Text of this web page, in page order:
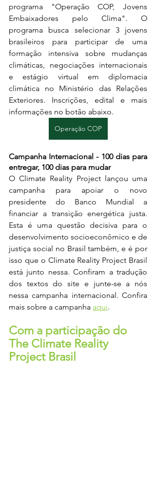
programa "Operação COP, Jovens
Embaixadores pelo Clima". O
programa busca selecionar 3 jovens
brasileiros para participar de uma
formação intensiva sobre mudanças
climáticas, negociações internacionais
e estágio virtual em diplomacia
climática no Ministério das Relações
Exteriores. Inscrições, edital e mais
informações no botão abaixo.
Operação COP
Campanha Internacional - 100 dias para
entregar, 100 dias para mudar
O Climate Reality Project lançou uma
campanha para apoiar o novo
presidente do Banco Mundial a
financiar a transição energética justa.
Esta é uma questão decisiva para o
desenvolvimento socioeconômico e de
justiça social no Brasil também, e é por
isso que o Climate Reality Project Brasil
está junto nessa. Confiram a tradução
dos textos do site e junte-se a nós
nessa campanha internacional. Confira
mais sobre a campanha aqui.
Com a participação do
The Climate Reality
Project Brasil